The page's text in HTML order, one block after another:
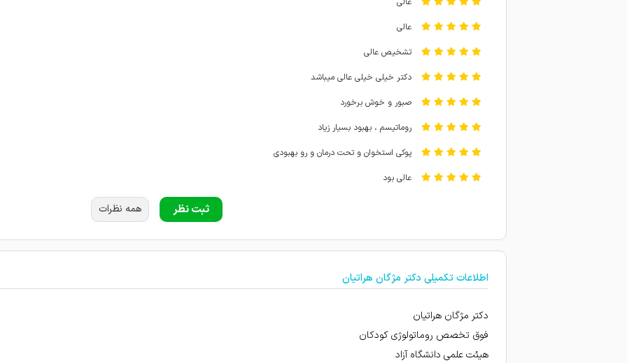
عالی
تشخیص عالی
دکتر خیلی خیلی عالی میباشد
صبور و خوش برخورد
روماتیسم ، بهبود بسیار زیاد
پوکی استخوان و تحت درمان و رو بهبودی
عالی بود
امتیاز درج شده است
خیلی دکتر خوبی هستند
امتیاز درج شده است
بیماری پوکی استخوان
ثبت نظر همه نظرات
اطلاعات تکمیلی دکتر مژگان هراتیان
دکتر مژگان هراتیان
فوق تخصص روماتولوژی کودکان
هیئت علمی دانشگاه آزاد